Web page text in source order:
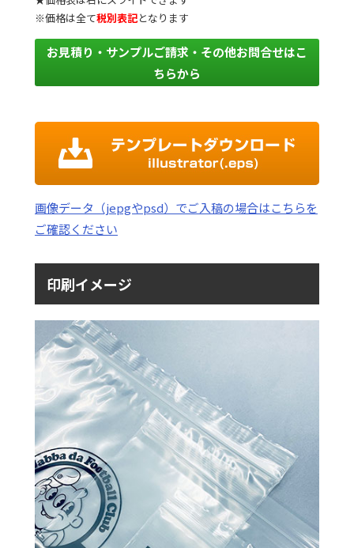
※価格は全て税別表記となります
お見積り・サンプルご請求・その他お問合せはこ
ちらから
画像データ（jepgやpsd）でご入稿の場合はこちらを
ご確認ください
印刷イメージ